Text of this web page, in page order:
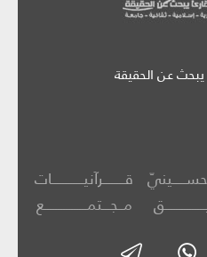
عن الحقيقة
حســـــينيّ
قــــــــرآنيــــــــــــات
مــجـــتمــــــــــــــــع